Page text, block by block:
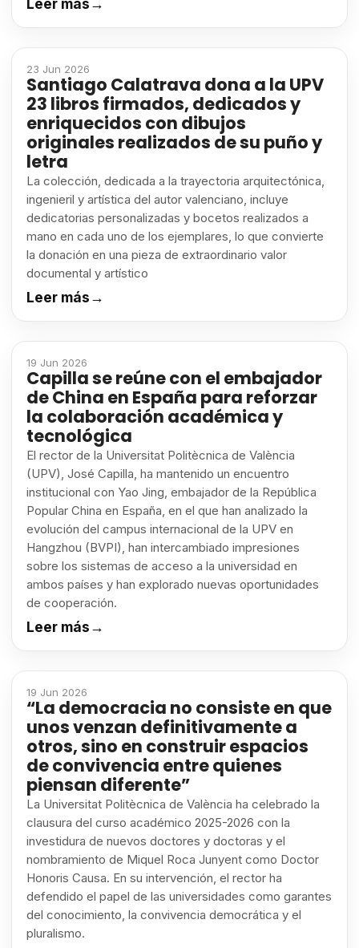
Leer más→
23 Jun 2026
Santiago Calatrava dona a la UPV
23 libros firmados, dedicados y
enriquecidos con dibujos
originales realizados de su puño y
letra
La colección, dedicada a la trayectoria arquitectónica,
ingenieril y artística del autor valenciano, incluye
dedicatorias personalizadas y bocetos realizados a
mano en cada uno de los ejemplares, lo que convierte
la donación en una pieza de extraordinario valor
documental y artístico
Leer más→
19 Jun 2026
Capilla se reúne con el embajador
de China en España para reforzar
la colaboración académica y
tecnológica
El rector de la Universitat Politècnica de València
(UPV), José Capilla, ha mantenido un encuentro
institucional con Yao Jing, embajador de la República
Popular China en España, en el que han analizado la
evolución del campus internacional de la UPV en
Hangzhou (BVPI), han intercambiado impresiones
sobre los sistemas de acceso a la universidad en
ambos países y han explorado nuevas oportunidades
de cooperación.
Leer más→
19 Jun 2026
“La democracia no consiste en que
unos venzan definitivamente a
otros, sino en construir espacios
de convivencia entre quienes
piensan diferente”
La Universitat Politècnica de València ha celebrado la
clausura del curso académico 2025-2026 con la
investidura de nuevos doctores y doctoras y el
nombramiento de Miquel Roca Junyent como Doctor
Honoris Causa. En su intervención, el rector ha
defendido el papel de las universidades como garantes
del conocimiento, la convivencia democrática y el
pluralismo.